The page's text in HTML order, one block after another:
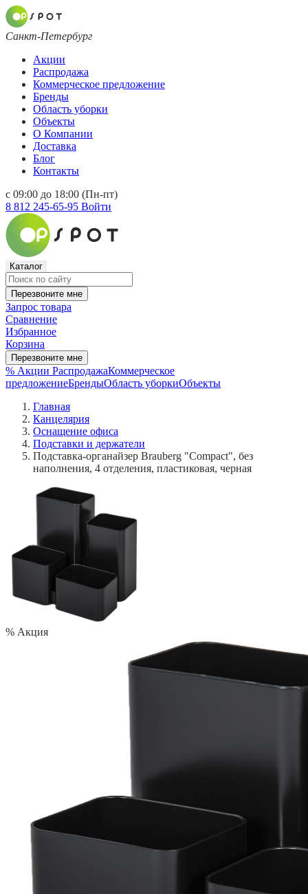
Санкт-Петербург
Акции
Распродажа
Коммерческое предложение
Бренды
Область уборки
Объекты
О Компании
Доставка
Блог
Контакты
с 09:00 до 18:00 (Пн-пт)
8 812 245-65-95 Войти
Каталог
Перезвоните мне
Запрос товара
Сравнение
Избранное
Корзина
Перезвоните мне
% Акции РаспродажаКоммерческое
предложениеБрендыОбласть уборкиОбъекты
Главная
Канцелярия
Оснащение офиса
Подставки и держатели
Подставка-органайзер Brauberg "Compact", без
наполнения, 4 отделения, пластиковая, черная
% Акция